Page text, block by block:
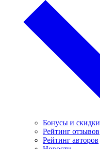
Бонусы и скидки
Рейтинг отзывов
Рейтинг авторов